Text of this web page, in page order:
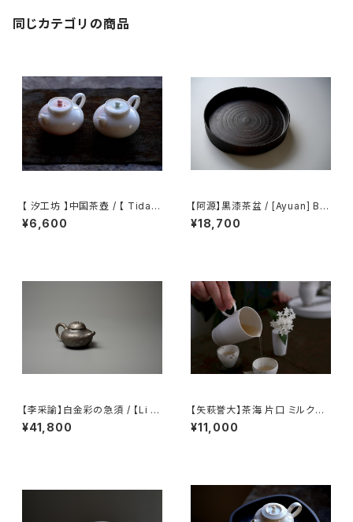
同じカテゴリの商品
【 汐工坊 】中国茶壺 / 【 Tidal
Atelier 】Chinese teapot
¥6,600
【阿源】黒漆茶盆 / [Ayuan] Bla
ck Lacquer Tea Tray
¥18,700
【李采諭】白金彩の急須 / 【Li C
aiyu】Platinum Decoration t
eapot
¥41,800
【矢萩誉大】茶海 片口 ミルクピ
ッチャー / 【Takahiro Yahagi】
Fair cup Katakuchi Milk pit
¥11,000